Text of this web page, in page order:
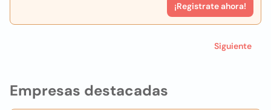
Empresas destacadas
¡Registrate ahora!
Siguiente